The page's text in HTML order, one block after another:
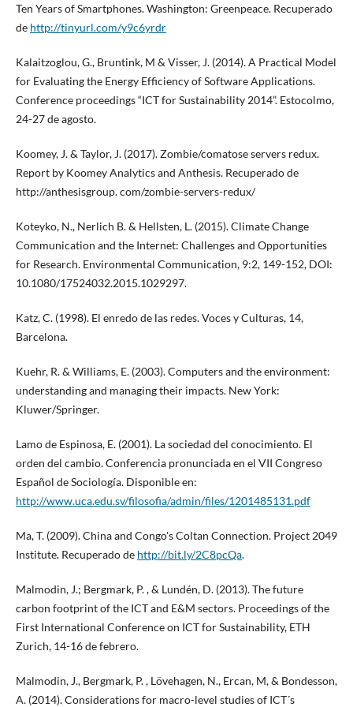
Ten Years of Smartphones. Washington: Greenpeace. Recuperado
de http://tinyurl.com/y9c6yrdr
Kalaitzoglou, G., Bruntink, M & Visser, J. (2014). A Practical Model
for Evaluating the Energy Efficiency of Software Applications.
Conference proceedings “ICT for Sustainability 2014”. Estocolmo,
24-27 de agosto.
Koomey, J. & Taylor, J. (2017). Zombie/comatose servers redux.
Report by Koomey Analytics and Anthesis. Recuperado de
http://anthesisgroup. com/zombie-servers-redux/
Koteyko, N., Nerlich B. & Hellsten, L. (2015). Climate Change
Communication and the Internet: Challenges and Opportunities
for Research. Environmental Communication, 9:2, 149-152, DOI:
10.1080/17524032.2015.1029297.
Katz, C. (1998). El enredo de las redes. Voces y Culturas, 14,
Barcelona.
Kuehr, R. & Williams, E. (2003). Computers and the environment:
understanding and managing their impacts. New York:
Kluwer/Springer.
Lamo de Espinosa, E. (2001). La sociedad del conocimiento. El
orden del cambio. Conferencia pronunciada en el VII Congreso
Español de Sociología. Disponible en:
http://www.uca.edu.sv/filosofia/admin/files/1201485131.pdf
Ma, T. (2009). China and Congo's Coltan Connection. Project 2049
Institute. Recuperado de http://bit.ly/2C8pcQa.
Malmodin, J.; Bergmark, P. , & Lundén, D. (2013). The future
carbon footprint of the ICT and E&M sectors. Proceedings of the
First International Conference on ICT for Sustainability, ETH
Zurich, 14-16 de febrero.
Malmodin, J., Bergmark, P. , Lövehagen, N., Ercan, M, & Bondesson,
A. (2014). Considerations for macro-level studies of ICT´s